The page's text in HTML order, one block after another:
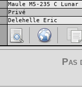
Maule M5-235 C Lunar
Privé
Delehelle Eric
Pas